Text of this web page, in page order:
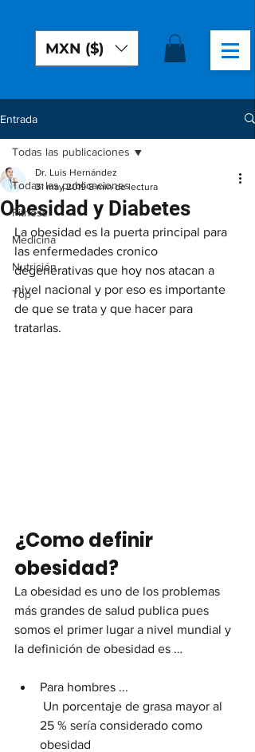
MXN ($)
Entrada
Todas las publicaciones
Fitness
Medicina
Nutrición
Top
Todas las publicaciones
Obesidad y Diabetes
Dr. Luis Hernández
31 may 2019 8 min de lectura
La obesidad es la puerta principal para
las enfermedades cronico
degenerativas que hoy nos atacan a
nivel nacional y por eso es importante
de que se trata y que hacer para
tratarlas.
¿Como definir
obesidad?
La obesidad es uno de los problemas
más grandes de salud publica pues
somos el primer lugar a nivel mundial y
la definición de obesidad es …
Para hombres ...
25 % sería considerado como
obesidad